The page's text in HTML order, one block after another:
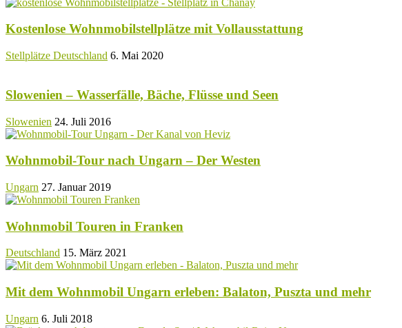
Kostenlose Wohnmobilstellplätze mit Vollausstattung
Stellplätze Deutschland 6. Mai 2020
Slowenien – Wasserfälle, Bäche, Flüsse und Seen
Slowenien 24. Juli 2016
Wohnmobil-Tour nach Ungarn – Der Westen
Ungarn 27. Januar 2019
Wohnmobil Touren in Franken
Deutschland 15. März 2021
Mit dem Wohnmobil Ungarn erleben: Balaton, Puszta und mehr
Ungarn 6. Juli 2018